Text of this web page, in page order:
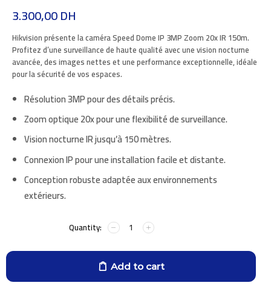
3.300,00DH
Hikvisionprésente la caméraSpeed Dome IP 3MP Zoom 20x IR 150m.
Profitez d’une surveillance de haute qualité avec une vision nocturne
avancée, des images nettes et une performance exceptionnelle, idéale
pour la sécurité de vos espaces.
Résolution 3MP pour des détails précis.
Zoom optique 20x pour une flexibilité de surveillance.
Vision nocturne IR jusqu’à 150 mètres.
Connexion IP pour une installation facile et distante.
Conception robuste adaptée aux environnements
extérieurs.
Add to cart